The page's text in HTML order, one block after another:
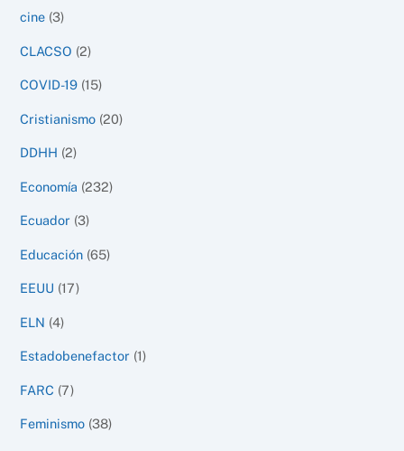
cine (3)
CLACSO (2)
COVID-19 (15)
Cristianismo (20)
DDHH (2)
Economía (232)
Ecuador (3)
Educación (65)
EEUU (17)
ELN (4)
Estadobenefactor (1)
FARC (7)
Feminismo (38)